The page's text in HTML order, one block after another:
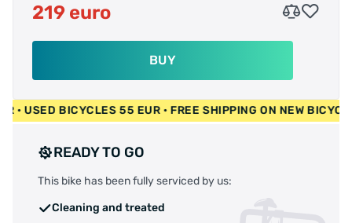
219 euro
BUY
EUR • USED BICYCLES 55 EUR • FREE SHIPPING ON NEW
READY TO GO
This bike has been fully serviced by us:
Cleaning and treated